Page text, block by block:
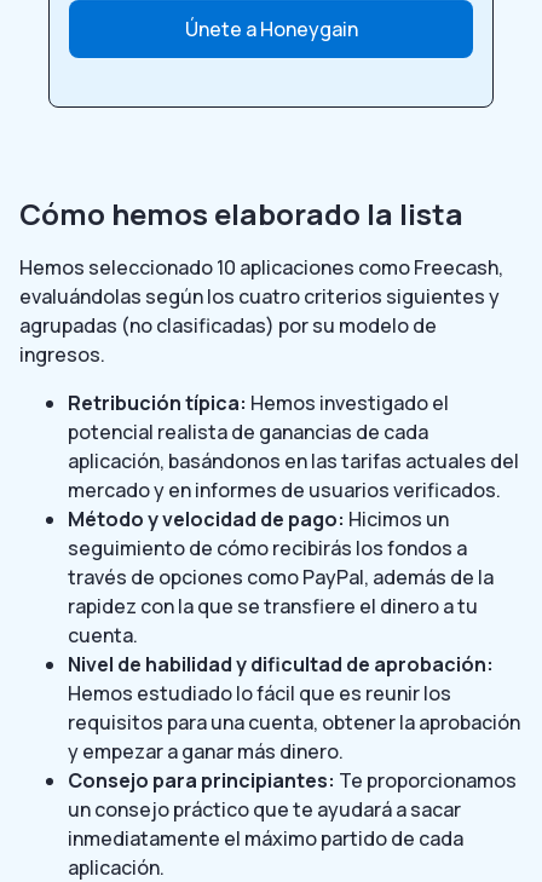
Únete a Honeygain
Cómo hemos elaborado la lista
Hemos seleccionado 10 aplicaciones como Freecash,
evaluándolas según los cuatro criterios siguientes y
agrupadas (no clasificadas) por su modelo de
ingresos.
Retribución típica: Hemos investigado el
potencial realista de ganancias de cada
aplicación, basándonos en las tarifas actuales del
mercado y en informes de usuarios verificados.
Método y velocidad de pago: Hicimos un
seguimiento de cómo recibirás los fondos a
través de opciones como PayPal, además de la
rapidez con la que se transfiere el dinero a tu
cuenta.
Nivel de habilidad y dificultad de aprobación:
Hemos estudiado lo fácil que es reunir los
requisitos para una cuenta, obtener la aprobación
y empezar a ganar más dinero.
Consejo para principiantes: Te proporcionamos
un consejo práctico que te ayudará a sacar
inmediatamente el máximo partido de cada
aplicación.